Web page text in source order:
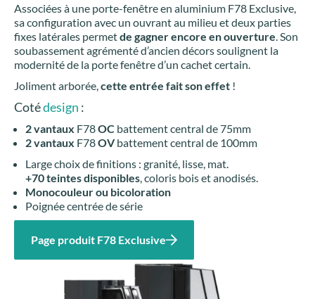
Associées à une porte-fenêtre en aluminium F78 Exclusive,
sa configuration avec un ouvrant au milieu et deux parties
fixes latérales permetde gagner encore en ouverture. Son
soubassement agrémenté d’ancien décors soulignent la
modernité de la porte fenêtre d’un cachet certain.
Joliment arborée,cette entrée fait son effet !
Cotédesign :
2 vantaux F78OC battement central de 75mm
2 vantaux F78OVbattement central de 100mm
Large choix de finitions : granité, lisse, mat.
+70 teintes disponibles, coloris bois et anodisés.
Monocouleur ou bicoloration
Poignée centrée de série
Page produit F78 Exclusive